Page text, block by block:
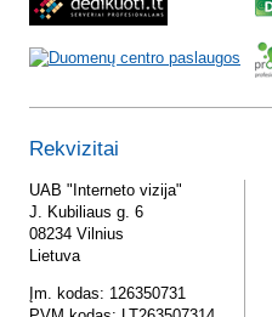
Rekvizitai
UAB "Interneto vizija"
J. Kubiliaus g. 6
08234 Vilnius
Lietuva
Įm. kodas: 126350731